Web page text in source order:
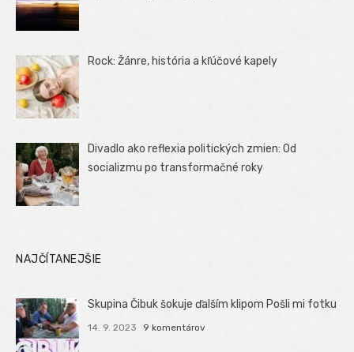
Rock: Žánre, história a kľúčové kapely
Divadlo ako reflexia politických zmien: Od
socializmu po transformačné roky
NAJČÍTANEJŠIE
Skupina Čibuk šokuje ďalším klipom Pošli mi fotku
14. 9. 2023 9 komentárov